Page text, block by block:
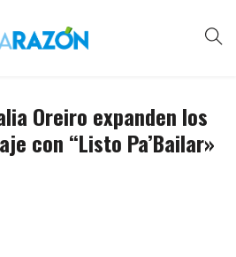
Oreiro expanden los
con “Listo Pa’Bailar»